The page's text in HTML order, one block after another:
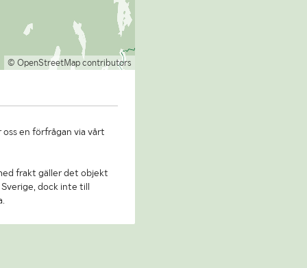
© OpenStreetMap contributors
en förfrågan via vårt
frakt gäller det objekt
dock inte till